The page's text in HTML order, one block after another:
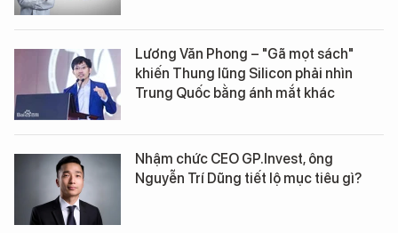
Lương Văn Phong – "Gã mọt sách"
khiến Thung lũng Silicon phải nhìn
Trung Quốc bằng ánh mắt khác
Nhậm chức CEO GP.Invest, ông
Nguyễn Trí Dũng tiết lộ mục tiêu gì?